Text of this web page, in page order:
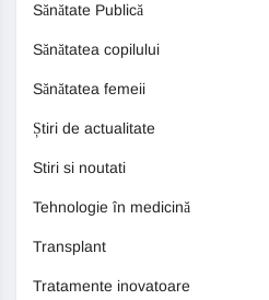
Sănătate Publică
Sănătatea copilului
Sănătatea femeii
Știri de actualitate
Stiri si noutati
Tehnologie în medicină
Transplant
Tratamente inovatoare